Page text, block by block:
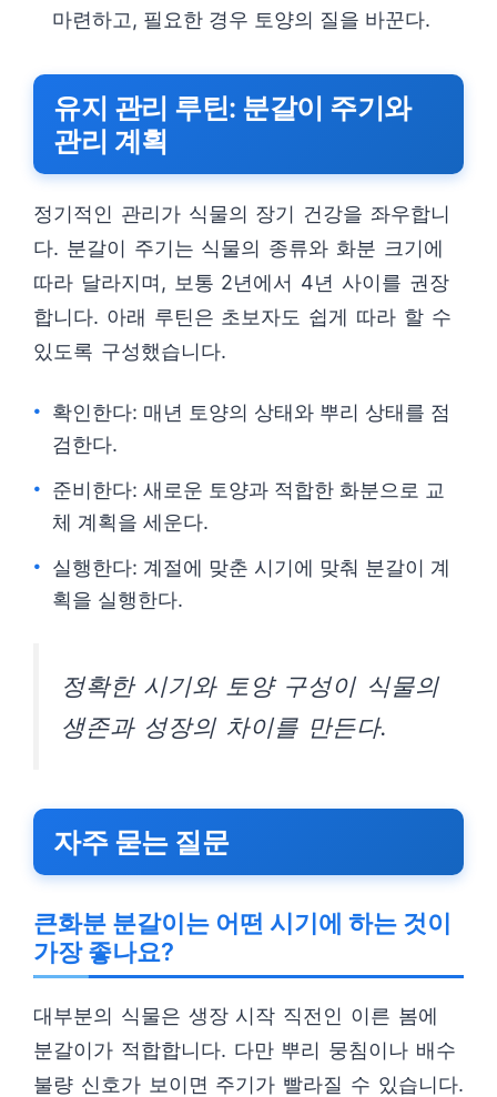
마련하고, 필요한 경우 토양의 질을 바꾼다.
유지 관리 루틴: 분갈이 주기와
관리 계획
정기적인 관리가 식물의 장기 건강을 좌우합니
다. 분갈이 주기는 식물의 종류와 화분 크기에
따라 달라지며, 보통 2년에서 4년 사이를 권장
합니다. 아래 루틴은 초보자도 쉽게 따라 할 수
있도록 구성했습니다.
확인한다: 매년 토양의 상태와 뿌리 상태를 점
검한다.
준비한다: 새로운 토양과 적합한 화분으로 교
체 계획을 세운다.
실행한다: 계절에 맞춘 시기에 맞춰 분갈이 계
획을 실행한다.
정확한 시기와 토양 구성이 식물의
생존과 성장의 차이를 만든다.
자주 묻는 질문
큰화분 분갈이는 어떤 시기에 하는 것이
가장 좋나요?
대부분의 식물은 생장 시작 직전인 이른 봄에
분갈이가 적합합니다. 다만 뿌리 뭉침이나 배수
불량 신호가 보이면 주기가 빨라질 수 있습니다.